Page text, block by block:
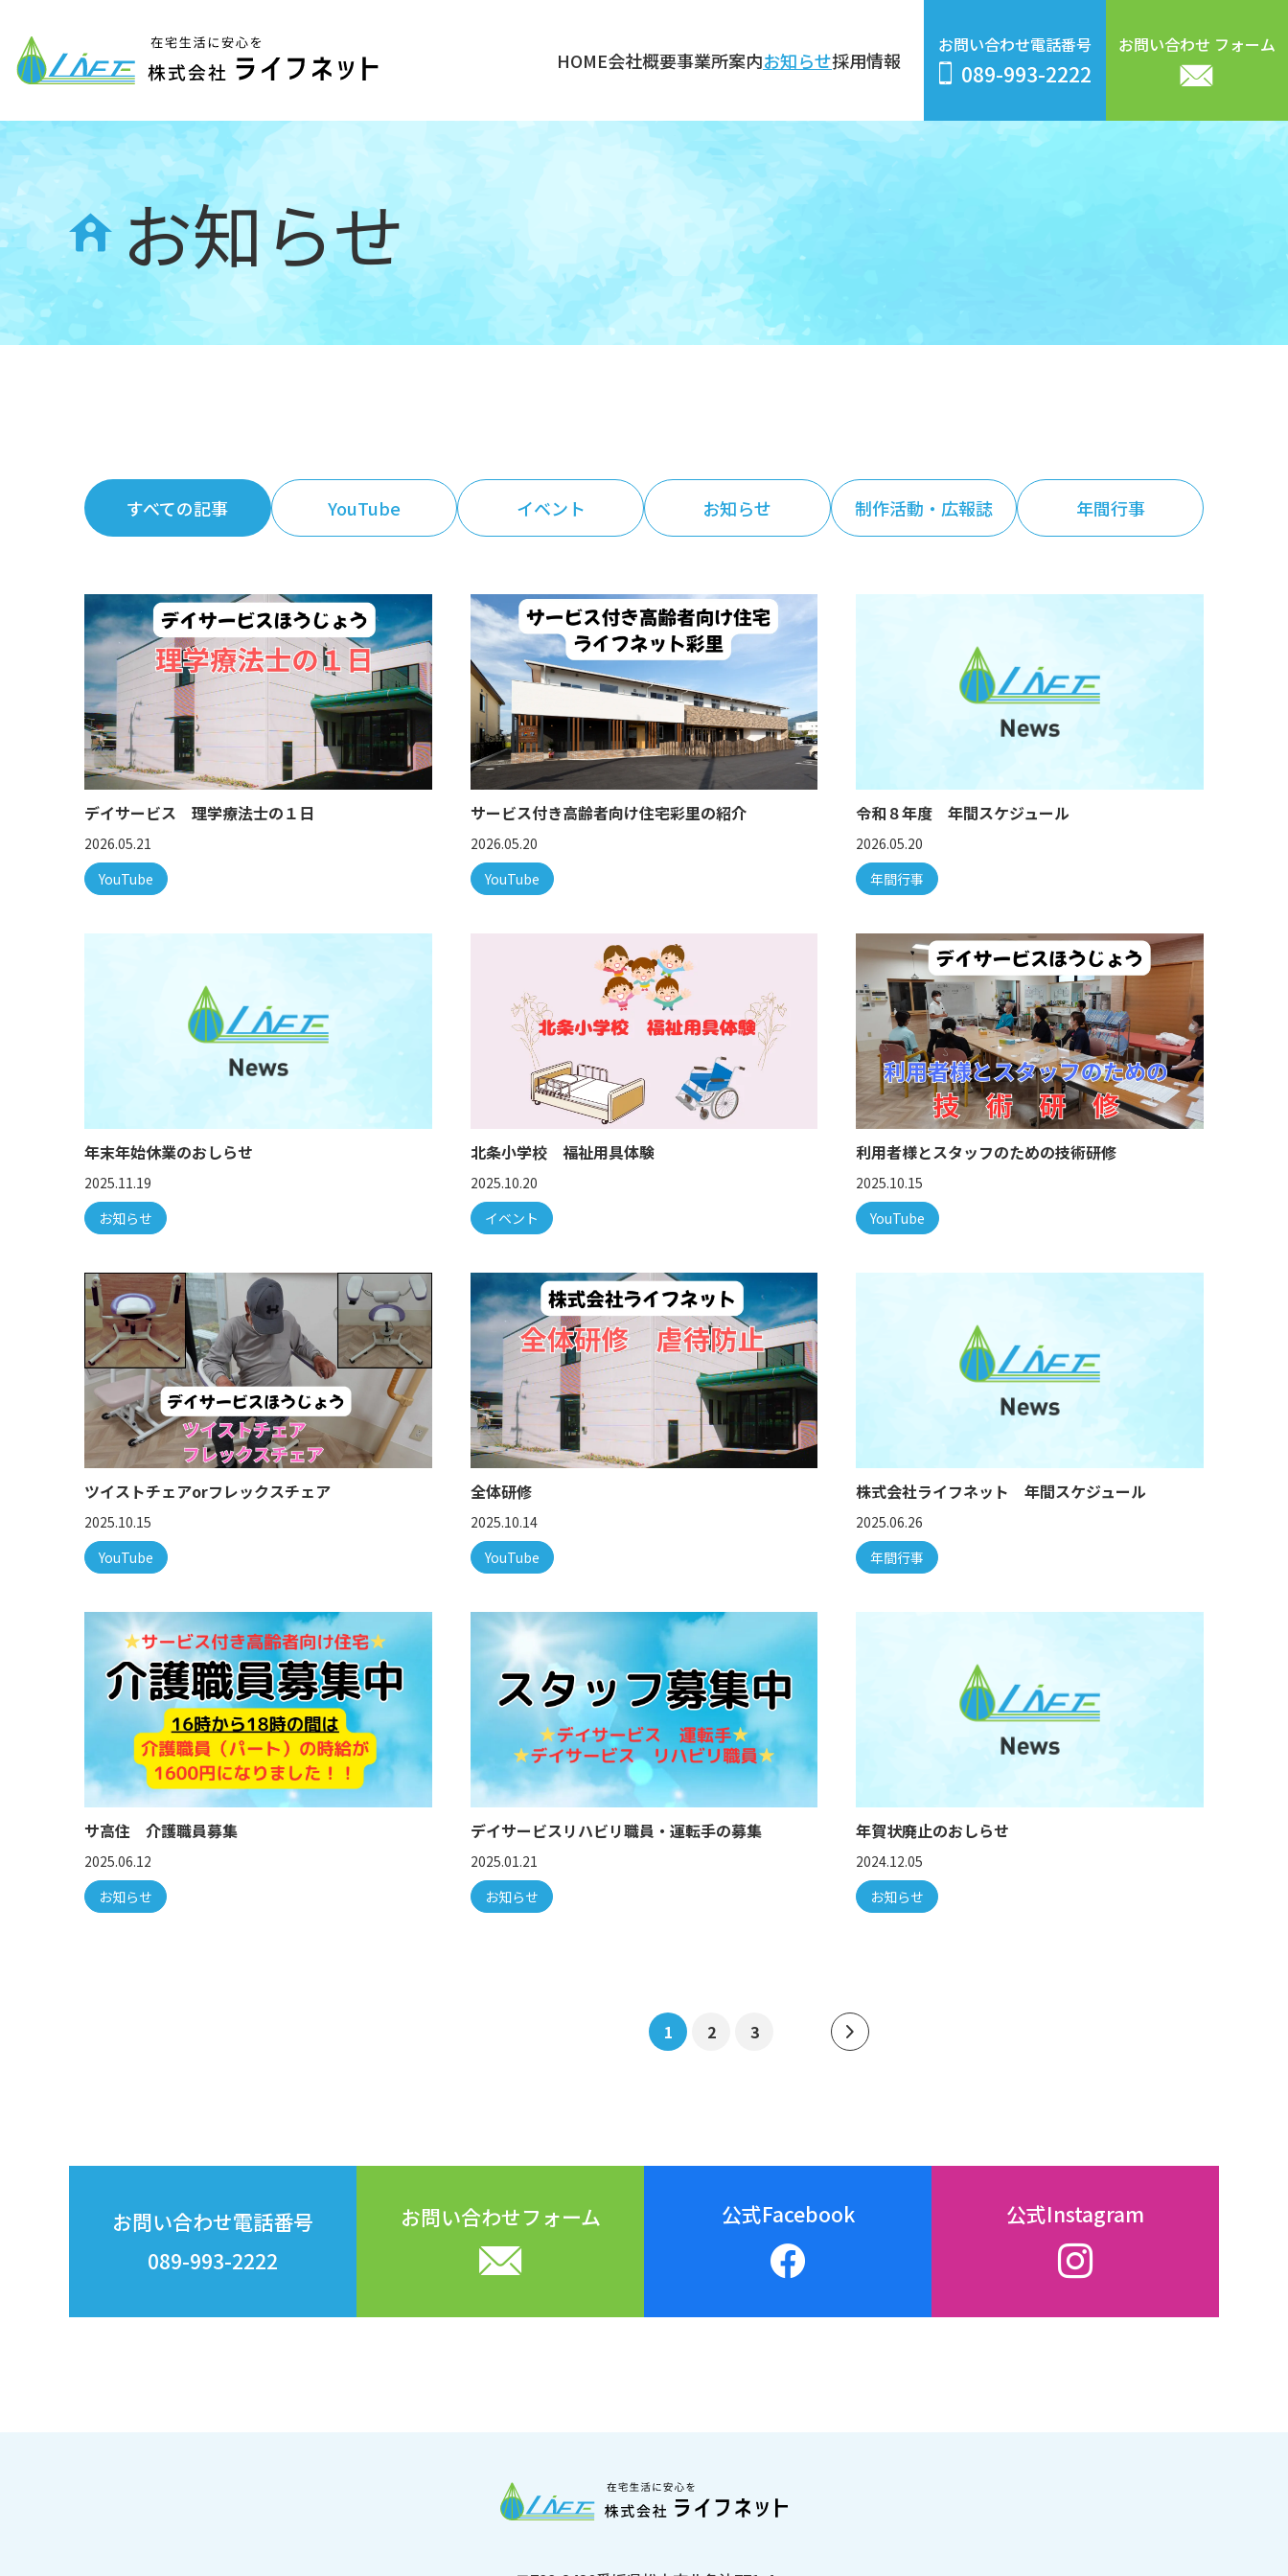
HOME会社概要事業所案内お知らせ採用情報
お問い合わせ電話番号
089-993-2222
お問い合わせ フォーム
お知らせ
すべての記事 YouTube イベント お知らせ 制作活動・広報誌 年間行事
デイサービス 理学療法士の１日
2026.05.21
YouTube
サービス付き高齢者向け住宅彩里の紹介
2026.05.20
YouTube
令和８年度 年間スケジュール
2026.05.20
年間行事
年末年始休業のおしらせ
2025.11.19
お知らせ
北条小学校 福祉用具体験
2025.10.20
イベント
利用者様とスタッフのための技術研修
2025.10.15
YouTube
ツイストチェアorフレックスチェア
2025.10.15
YouTube
全体研修
2025.10.14
YouTube
株式会社ライフネット 年間スケジュール
2025.06.26
年間行事
サ高住 介護職員募集
2025.06.12
お知らせ
デイサービスリハビリ職員・運転手の募集
2025.01.21
お知らせ
年賀状廃止のおしらせ
2024.12.05
お知らせ
1 2 3
お問い合わせ電話番号
089-993-2222
お問い合わせフォーム 公式Facebook 公式Instagram